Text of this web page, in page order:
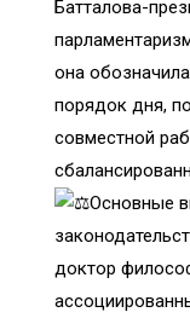
Батталова-
она
порядок дня,
совместной
Основные
доктор